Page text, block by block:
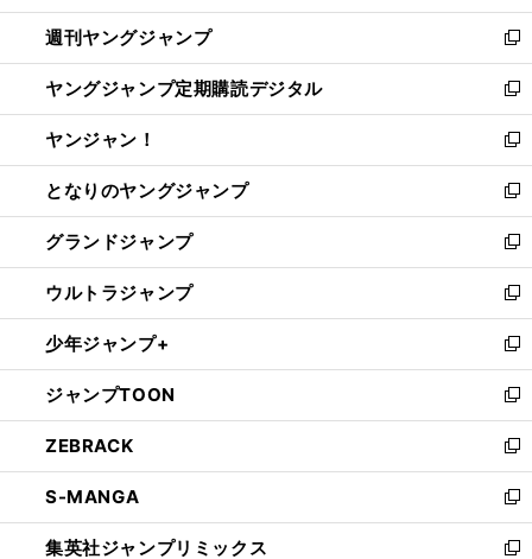
開
く
ウ
で
開
く
ン
ド
ウ
で
開
く
ウ
ィ
ン
ド
ウ
で
開
く
週刊ヤングジャンプ
新
し
い
ウ
ィ
ン
ド
ウ
で
開
く
ヤングジャンプ定期購読デジタル
新
し
い
ウ
ィ
ン
ド
ウ
で
開
く
ヤンジャン！
新
し
い
ウ
ィ
ン
ド
ウ
で
開
く
となりのヤングジャンプ
新
し
い
ウ
ィ
ン
ド
ウ
で
開
く
グランドジャンプ
新
し
い
ウ
ィ
ン
ド
ウ
で
開
く
ウルトラジャンプ
新
し
い
ウ
ィ
ン
ド
ウ
で
開
く
少年ジャンプ+
新
し
い
ウ
ィ
ン
ド
ウ
で
ジャンプTOON
新
し
い
ウ
ィ
ン
ド
ZEBRACK
新
し
い
ウ
ィ
S-MANGA
新
し
い
集英社ジャンプリミックス
新